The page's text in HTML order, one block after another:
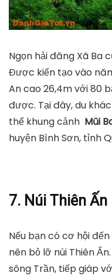
Ngọn hải đăng Xã Ba
Được kiến tạo vào
An cao 26,4m với 80
được. Tại đây, du
thể khung cảnh Mũi
huyện Bình Sơn, tỉnh
7. Núi Thiên Ấn
Nếu bạn có cơ hội
nên bỏ lỡ núi Thiên
sông Trần, tiếp giáp